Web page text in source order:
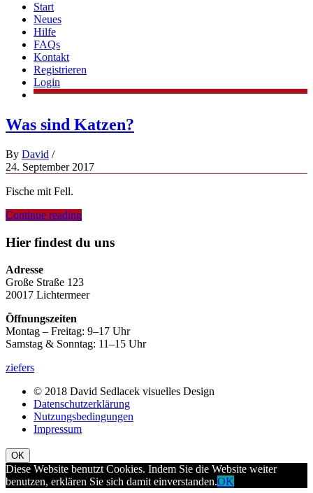
Start
Neues
Hilfe
FAQs
Kontakt
Registrieren
Login
Was sind Katzen?
By David /
24. September 2017
Fische mit Fell.
Continue reading
Hier findest du uns
Adresse
Große Straße 123
20017 Lichtermeer
Öffnungszeiten
Montag – Freitag: 9–17 Uhr
Samstag & Sonntag: 11–15 Uhr
ziefers
© 2018 David Sedlacek visuelles Design
Datenschutzerklärung
Nutzungsbedingungen
Impressum
OK
Diese Website benutzt Cookies. Indem Sie die Website weiter
benutzen, erklären Sie sich damit einverstanden.OK